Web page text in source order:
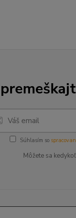
Súhlasím so
Môžete sa